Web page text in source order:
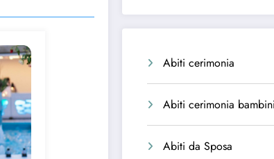
Abiti cerimonia
Abiti cerimonia bambini
Abiti da Sposa